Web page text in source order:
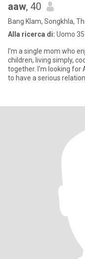
aaw, 40
Bang Klam, Songkhla,
Alla ricerca di: Uomo
I'm a single mom who
children, living simply,
together. I'm looking for A kind and understanding person Ready
to have a serious